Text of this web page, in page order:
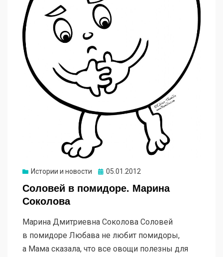
Истории и новости Опубликовано
05.01.2012
Соловей в помидоре. Марина
Соколова
Марина Дмитриевна Соколова Соловей
в помидоре Любава не любит помидоры,
а Мама сказала, что все овощи полезны для